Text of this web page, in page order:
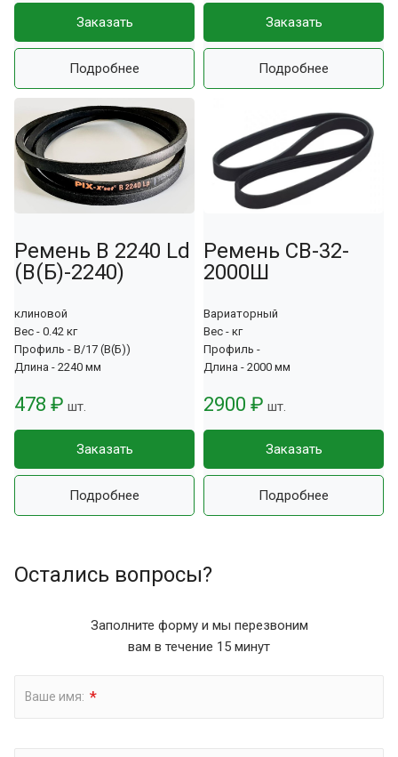
Заказать
Подробнее
Заказать
Подробнее
Ремень B 2240 Ld
(В(Б)-2240)
клиновой
Вес - 0.42 кг
Профиль - B/17 (B(Б))
Длина - 2240 мм
478 ₽ шт.
Заказать
Подробнее
Ремень СВ-32-
2000Ш
Вариаторный
Вес - кг
Профиль -
Длина - 2000 мм
2900 ₽ шт.
Заказать
Подробнее
Остались вопросы?
Заполните форму и мы перезвоним
вам в течение 15 минут
Ваше имя: *